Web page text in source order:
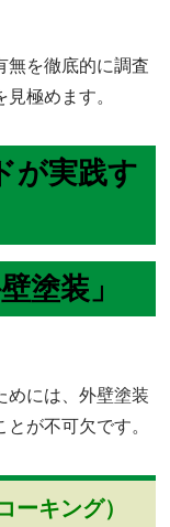
無を徹底的に調査
極めます。
が実践す
塗装」
めには、外壁塗装
が不可欠です。
ーキング）